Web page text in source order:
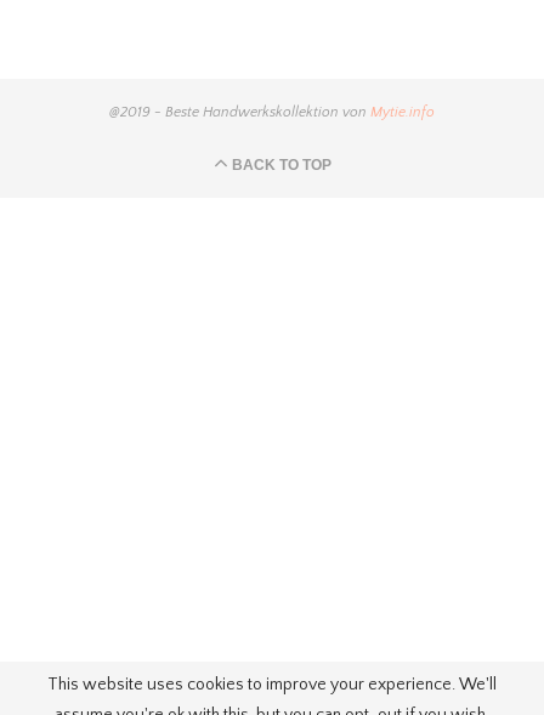
@2019 - Beste Handwerkskollektion von Mytie.info
BACK TO TOP
This website uses cookies to improve your experience. We'll